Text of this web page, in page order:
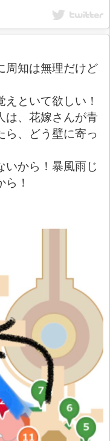
周知は無理だけど
といて欲しい！
は、花嫁さんが青
ら、どう壁に寄っ
から！暴風雨じ
！